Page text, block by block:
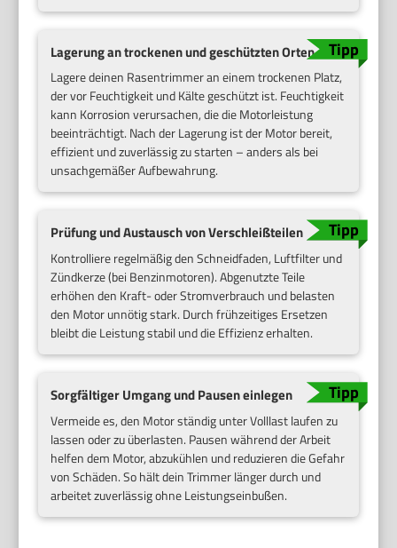
Lagerung an trockenen und geschützten Orten
Lagere deinen Rasentrimmer an einem trockenen Platz,
der vor Feuchtigkeit und Kälte geschützt ist. Feuchtigkeit
kann Korrosion verursachen, die die Motorleistung
beeinträchtigt. Nach der Lagerung ist der Motor bereit,
effizient und zuverlässig zu starten – anders als bei
unsachgemäßer Aufbewahrung.
Prüfung und Austausch von Verschleißteilen
Kontrolliere regelmäßig den Schneidfaden, Luftfilter und
Zündkerze (bei Benzinmotoren). Abgenutzte Teile
erhöhen den Kraft- oder Stromverbrauch und belasten
den Motor unnötig stark. Durch frühzeitiges Ersetzen
bleibt die Leistung stabil und die Effizienz erhalten.
Sorgfältiger Umgang und Pausen einlegen
Vermeide es, den Motor ständig unter Volllast laufen zu
lassen oder zu überlasten. Pausen während der Arbeit
helfen dem Motor, abzukühlen und reduzieren die Gefahr
von Schäden. So hält dein Trimmer länger durch und
arbeitet zuverlässig ohne Leistungseinbußen.